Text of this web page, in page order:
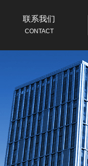
联系我们
CONTACT